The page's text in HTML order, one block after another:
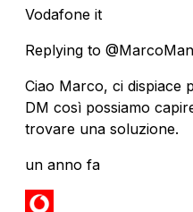
Vodafone it
Replying to
Ciao Marco, ci dispiace
DM così possiamo
trovare una soluzione.
un anno fa